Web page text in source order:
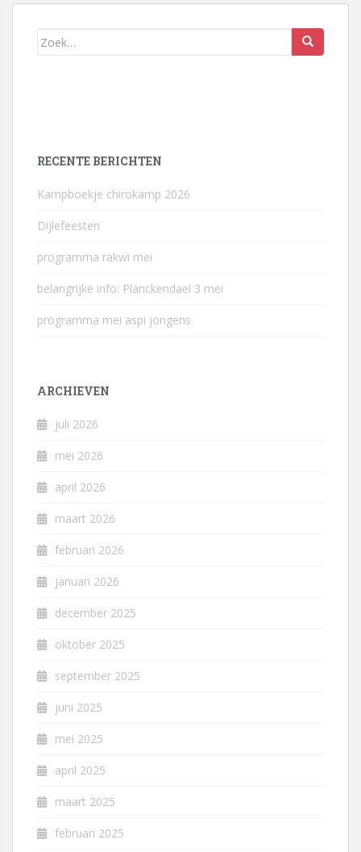
Zoek
RECENTE BERICHTEN
Kampboekje chirokamp 2026
Dijlefeesten
programma rakwi mei
belangrijke info: Planckendael 3 mei
programma mei aspi jongens
ARCHIEVEN
juli 2026
mei 2026
april 2026
maart 2026
februari 2026
januari 2026
december 2025
oktober 2025
september 2025
juni 2025
mei 2025
april 2025
maart 2025
februari 2025